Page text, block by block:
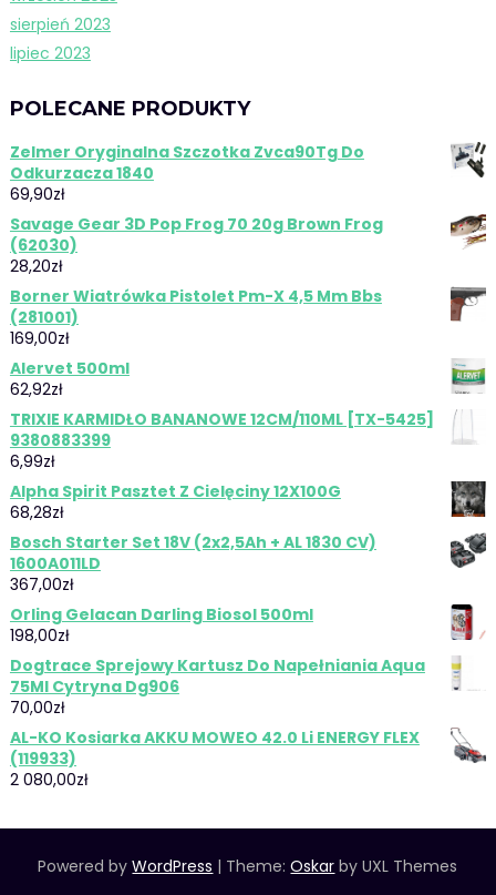
sierpień 2023
lipiec 2023
POLECANE PRODUKTY
Zelmer Oryginalna Szczotka Zvca90Tg Do
Odkurzacza 1840
69,90zł
Savage Gear 3D Pop Frog 70 20g Brown Frog
(62030)
28,20zł
Borner Wiatrówka Pistolet Pm-X 4,5 Mm Bbs
(281001)
169,00zł
Alervet 500ml
62,92zł
TRIXIE KARMIDŁO BANANOWE 12CM/110ML [TX-5425]
9380883399
6,99zł
Alpha Spirit Pasztet Z Cielęciny 12X100G
68,28zł
Bosch Starter Set 18V (2x2,5Ah + AL 1830 CV)
1600A011LD
367,00zł
Orling Gelacan Darling Biosol 500ml
198,00zł
Dogtrace Sprejowy Kartusz Do Napełniania Aqua
75Ml Cytryna Dg906
70,00zł
AL-KO Kosiarka AKKU MOWEO 42.0 Li ENERGY FLEX
(119933)
2 080,00zł
Powered byWordPress | Theme:Oskar by UXL Themes